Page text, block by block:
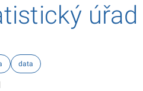
úřad
data